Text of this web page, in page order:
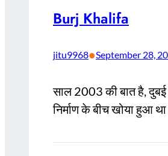
Burj Khalifa
jitu9968•September 28,
साल 2003 की बात है,
निर्माण के बीच खोया हुआ